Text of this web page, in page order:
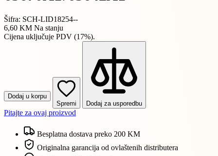
Šifra: SCH-LID18254--
6,60 KM Na stanju
Cijena uključuje PDV (17%).
Dodaj u korpu
Spremi
Dodaj za usporedbu
Pitajte za ovaj proizvod
Besplatna dostava preko 200 KM
Originalna garancija od ovlaštenih distributera